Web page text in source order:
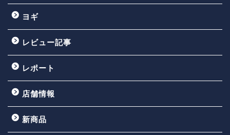
ヨギ
レビュー記事
レポート
店舗情報
新商品